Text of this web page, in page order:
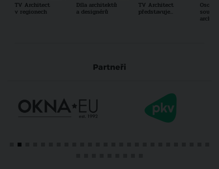
TV Architect
v regionech
Díla architektů
a designérů
TV Architect
představuje...
Partneři